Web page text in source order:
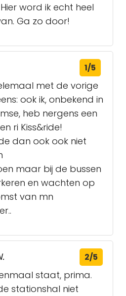
word ik echt heel
Ga zo door!
1/5
met de vorige
ook ik, onbekend in
heb nergens een
ri Kiss&ride!
dan ook ook niet
maar bij de bussen
en wachten op
van mn
2/5
staat, prima.
stationshal niet